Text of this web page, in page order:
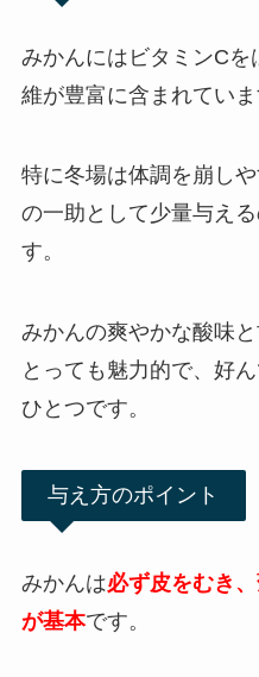
みかんにはビタミンC
維が豊富に含まれていま
特に冬場は体調を崩し
の一助として少量与え
す。
みかんの爽やかな酸味
とっても魅力的で、好
ひとつです。
与え方のポイント
みかんは必ず皮をむき
が基本です。